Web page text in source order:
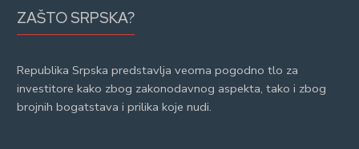
ZAŠTO SRPSKA?
Republika Srpska predstavlja veoma pogodno tlo za
investitore kako zbog zakonodavnog aspekta, tako i zbog
brojnih bogatstava i prilika koje nudi.